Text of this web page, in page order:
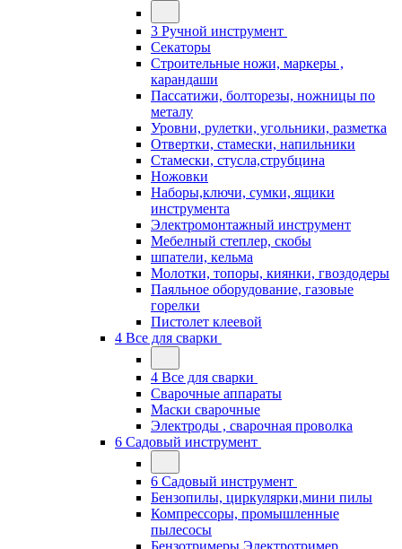
3 Ручной инструмент
Cекаторы
Строительные ножи, маркеры ,
карандаши
Пассатижи, болторезы, ножницы по
металу
Уровни, рулетки, угольники, разметка
Отвертки, стамески, напильники
Стамески, стусла,струбцина
Ножовки
Наборы,ключи, сумки, ящики
инструмента
Электромонтажный инструмент
Мебелный степлер, скобы
шпатели, кельма
Молотки, топоры, киянки, гвоздодеры
Паяльное оборудование, газовые
горелки
Пистолет клеевой
4 Все для сварки
4 Все для сварки
Сварочные аппараты
Маски сварочные
Электроды , сварочная проволка
6 Садовый инструмент
6 Садовый инструмент
Бензопилы, циркулярки,мини пилы
Компрессоры, промышленные
пылесосы
Бензотримеры,Электротример,